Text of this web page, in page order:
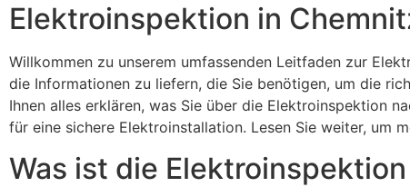
Elektroinspektion in
Willkommen zu unserem umfassenden Leitfaden zur
die Informationen zu liefern, die Sie benötigen, um die
Ihnen alles erklären, was Sie über die Elektroinspektion
für eine sichere Elektroinstallation. Lesen Sie weiter, um
Was ist die